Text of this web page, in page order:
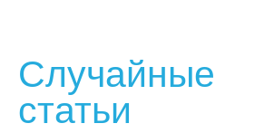
Случайные
статьи